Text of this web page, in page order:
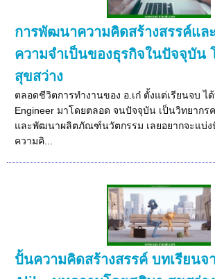
การพัฒนาความคิดสร้างสรรค์แล
ความจำเป็นของธุรกิจในปัจจุบัน
สุขสว่าง
ตลอดชีวิตการทำงานของ อ.เก๋ ตั้งแต่เรียนจบ ไ
Engineer มาโดยตลอด จนปัจจุบัน เป็นวิทยากร
และพัฒนาผลิตภัณฑ์นวัตกรรม เลยอยากจะแบ่ง
ความคิ...
ปั้นความคิดสร้างสรรค์ บทเรียนจ